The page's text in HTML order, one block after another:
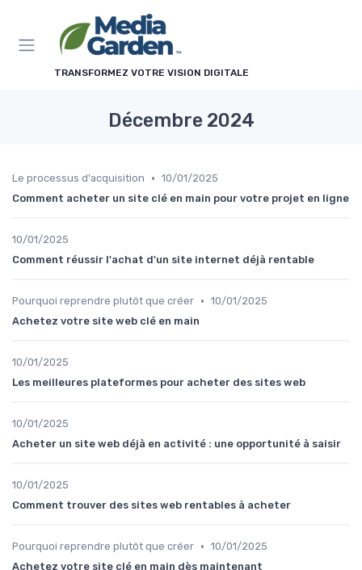
TRANSFORMEZ VOTRE VISION DIGITALE
Décembre 2024
Le processus d'acquisition • 10/01/2025
Comment acheter un site clé en main pour votre projet en ligne
10/01/2025
Comment réussir l'achat d'un site internet déjà rentable
Pourquoi reprendre plutôt que créer • 10/01/2025
Achetez votre site web clé en main
10/01/2025
Les meilleures plateformes pour acheter des sites web
10/01/2025
Acheter un site web déjà en activité : une opportunité à saisir
10/01/2025
Comment trouver des sites web rentables à acheter
Pourquoi reprendre plutôt que créer • 10/01/2025
Achetez votre site clé en main dès maintenant